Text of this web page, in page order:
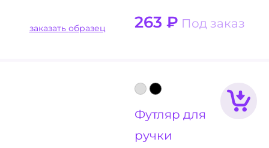
263 ₽ Под заказ
заказать образец
Футляр для
ручки